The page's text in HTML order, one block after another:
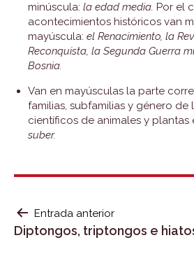
minúscula: la edad media. Por el
acontecimientos históricos van
mayúscula: el Renacimiento, la
Reconquista, la Segunda Guerra
Bosnia.
Van en mayúsculas la parte
familias, subfamilias y género de
científicos de animales y plantas
suber.
NAVEGACIÓN
DE
Entrada anterior
Diptongos, triptongos e